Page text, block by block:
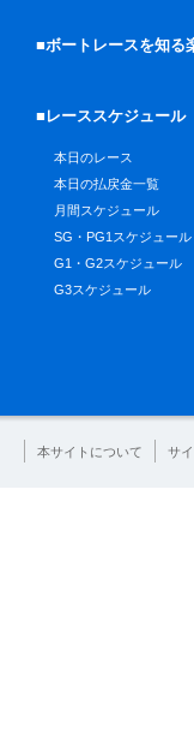
■ボートレースを知る
■レーススケジュール
本日のレース
本日の払戻金一覧
月間スケジュール
SG・PG1スケジュール
G1・G2スケジュール
G3スケジュール
本サイトについて サ